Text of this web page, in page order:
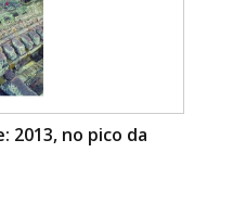
2013, no pico da